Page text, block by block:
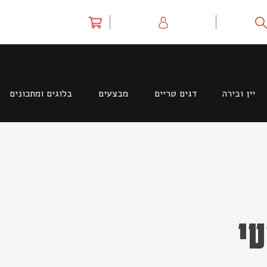
יין ובירה דגים טריים מבצעים בלוגים ומתכונים